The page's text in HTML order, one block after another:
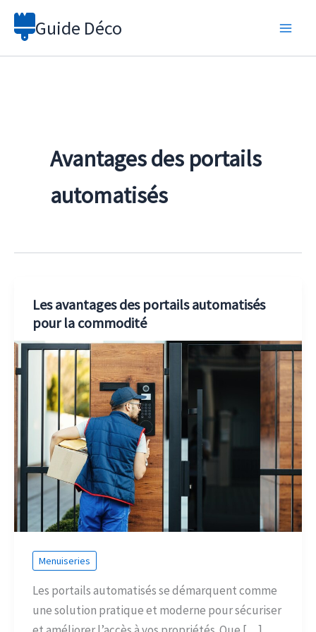
Aller
Guide Déco
Avantages des portails
automatisés
Les avantages des portails automatisés
pour la commodité
Menuiseries
Les portails automatisés se démarquent comme
une solution pratique et moderne pour sécuriser